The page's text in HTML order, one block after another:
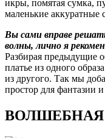
икры, помятая сумка,
маленькие аккуратные
Вы сами вправе
волны, лично я
Разбирая предыдущие
платье из одного
из другого. Так мы
простор для фантазии